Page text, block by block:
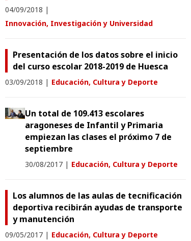
04/09/2018 |
Innovación, Investigación y Universidad
Presentación de los datos sobre el inicio
del curso escolar 2018-2019 de Huesca
03/09/2018 | Educación, Cultura y Deporte
Un total de 109.413 escolares
aragoneses de Infantil y Primaria
empiezan las clases el próximo 7 de
septiembre
30/08/2017 | Educación, Cultura y Deporte
Los alumnos de las aulas de tecnificación
deportiva recibirán ayudas de transporte
y manutención
09/05/2017 | Educación, Cultura y Deporte